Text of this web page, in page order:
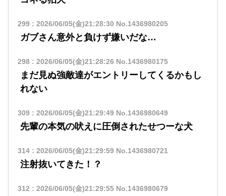
299: 2026/06/05(金)21:28:30 No.1436980205
ガブさん意外と負けず嫌いだな…
298: 2026/06/05(金)21:28:26 No.1436980175
まだ見ぬ強敵達がエントリーしてくるかもし
れない
309: 2026/06/05(金)21:29:49No.1436980649
先輩の本気の吠えに圧倒されたせつーな犬
314: 2026/06/05(金)21:29:59No.1436980721
注射抜いてきた！？
312 : 2026/06/05(金)21:29:55No.1436980679